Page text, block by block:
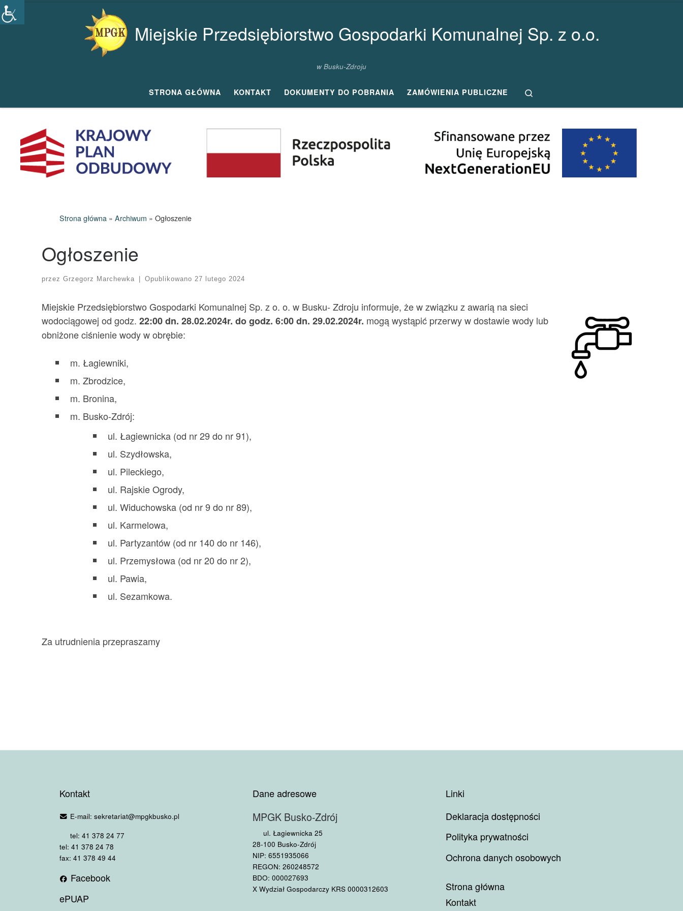
Przejdź do treści
Miejskie Przedsiębiorstwo Gospodarki Komunalnej Sp. z o.o.
w Busku-Zdroju
STRONA GŁÓWNA KONTAKT DOKUMENTY DO POBRANIA ZAMÓWIENIA PUBLICZNE
Strona główna » Archiwum » Ogłoszenie
Ogłoszenie
przezGrzegorz Marchewka Opublikowano 27 lutego 2024
Miejskie Przedsiębiorstwo Gospodarki Komunalnej Sp. z o. o. w Busku- Zdroju informuje, że w związku z awarią na sieci
wodociągowej od godz.22:00 dn. 28.02.2024r. do godz. 6:00 dn. 29.02.2024r. mogą wystąpić przerwy w dostawie wody lub
obniżone ciśnienie wody w obrębie:
m. Łagiewniki,
m. Zbrodzice,
m. Bronina,
m. Busko-Zdrój:
ul. Łagiewnicka (od nr 29 do nr 91),
ul. Szydłowska,
ul. Pileckiego,
ul. Rajskie Ogrody,
ul. Widuchowska (od nr 9 do nr 89),
ul. Karmelowa,
ul. Partyzantów (od nr 140 do nr 146),
ul. Przemysłowa (od nr 20 do nr 2),
ul. Pawia,
ul. Sezamkowa.
Za utrudnienia przepraszamy
Kontakt
E-mail: sekretariat@mpgkbusko.pl
tel: 41 378 24 77
tel: 41 378 24 78
fax: 41 378 49 44
Facebook
ePUAP
Dane adresowe
MPGK Busko-Zdrój
ul. Łagiewnicka 25
28-100 Busko-Zdrój
NIP: 6551935066
REGON: 260248572
BDO: 000027693
X Wydział Gospodarczy KRS 0000312603
Linki
Deklaracja dostępności
Polityka prywatności
Ochrona danych osobowych
Strona główna
Kontakt